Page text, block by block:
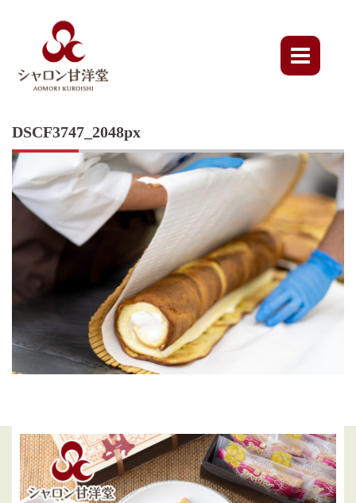
DSCF3747_2048px